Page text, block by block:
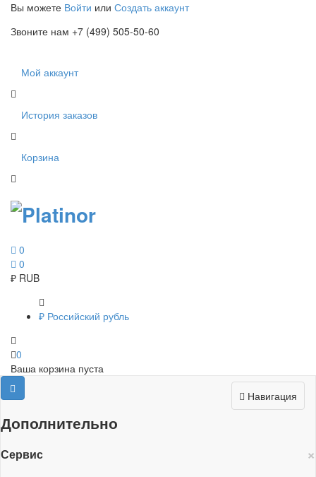
Вы можете Войти или Создать аккаунт
Звоните нам +7 (499) 505-50-60
Мой аккаунт
История заказов
Корзина
0
0
₽ RUB
₽ Российский рубль
0
Ваша корзина пуста
Навигация
Дополнительно
×
Сервис